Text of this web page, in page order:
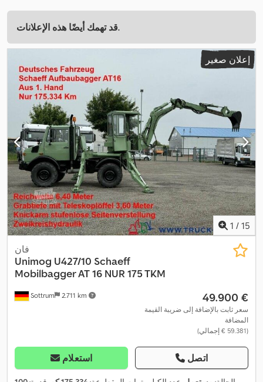
قد تهمك أيضًا هذه الإعلانات.
إعلان صغير
1 / 15
Sottrum 2.711 km
فان
Unimog U427/10 Schaeff
Mobilbagger AT 16 NUR 175 TKM
‏49.900 €
سعر ثابت بالإضافة إلى ضريبة القيمة
المضافة
(‏59.381 € إجمالي)
استعلام اتصل